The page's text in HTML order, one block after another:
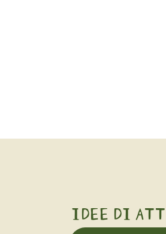
IDEE DI